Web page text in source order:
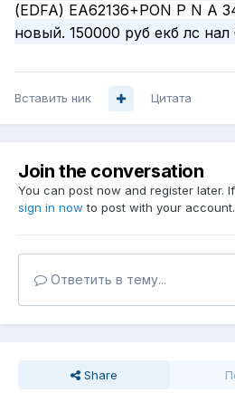
(EDFA) EA62136+PON P N A
новый. 150000 руб екб лс нал
Вставить ник Цитата
Join the conversation
You can post now and register later.
sign in now to post with your account.
Ответить в тему...
Share